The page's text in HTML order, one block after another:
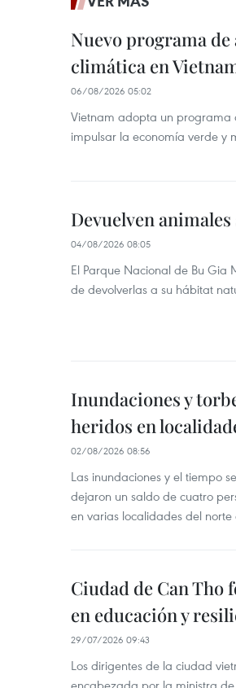
Nuevo programa
climática en
06/08/2026 05:02
Vietnam adopta un programa
impulsar la economía verde y
Devuelven
04/08/2026 08:05
El Parque Nacional de Bu
de devolverlas a su hábitat
Inundaciones y
heridos en
02/08/2026 08:56
Las inundaciones y el tiempo
dejaron un saldo de cuatro
en varias localidades del norte
Ciudad de Can Tho
en educación y
29/07/2026 09:43
Los dirigentes de la ciudad
encabezada por la ministra